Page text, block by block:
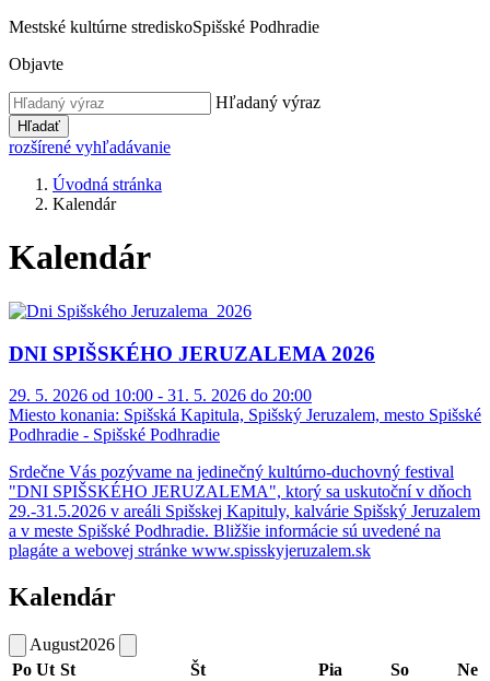
Mestské kultúrne strediskoSpišské Podhradie
Objavte
Hľadaný výraz
Hľadať
rozšírené vyhľadávanie
Úvodná stránka
Kalendár
Kalendár
DNI SPIŠSKÉHO JERUZALEMA 2026
29. 5. 2026 od 10:00 - 31. 5. 2026 do 20:00
Miesto konania: Spišská Kapitula, Spišský Jeruzalem, mesto Spišské
Podhradie - Spišské Podhradie
Srdečne Vás pozývame na jedinečný kultúrno-duchovný festival
"DNI SPIŠSKÉHO JERUZALEMA", ktorý sa uskutoční v dňoch
29.-31.5.2026 v areáli Spišskej Kapituly, kalvárie Spišský Jeruzalem
a v meste Spišské Podhradie. Bližšie informácie sú uvedené na
plagáte a webovej stránke www.spisskyjeruzalem.sk
Kalendár
August2026
Po Ut St Št Pia So Ne